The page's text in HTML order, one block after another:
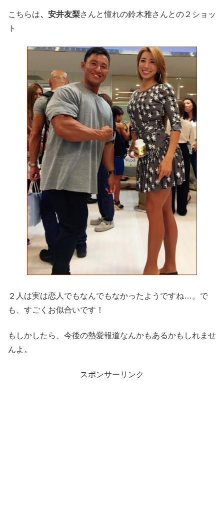
こちらは、安井友梨さんと憧れの鈴木雅さんとの２ショッ
ト
２人は実は恋人でもなんでもなかったようですね…。で
も、すごくお似合いです！
もしかしたら、今後の熱愛報道なんかもあるかもしれませ
んよ。
スポンサーリンク